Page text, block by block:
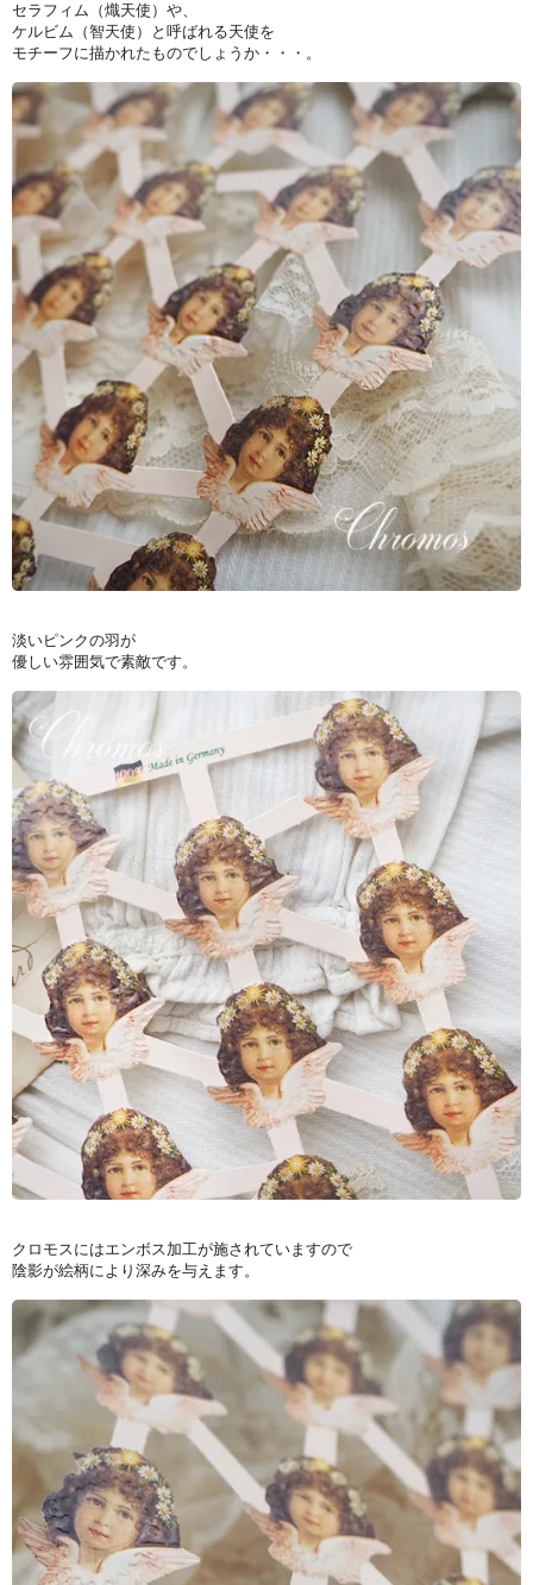
セラフィム（熾天使）や、
ケルビム（智天使）と呼ばれる天使を 
モチーフに描かれたものでしょうか・・・。
淡いピンクの羽が
優しい雰囲気で素敵です。
クロモスにはエンボス加工が施されていますので
陰影が絵柄により深みを与えます。